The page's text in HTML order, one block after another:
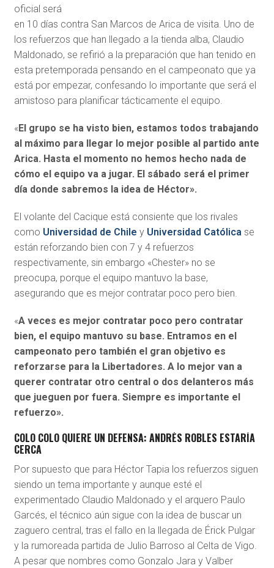
oficial será
en 10 días contra San Marcos de Arica de visita. Uno de
los refuerzos que han llegado a la tienda alba, Claudio
Maldonado, se refirió a la preparación que han tenido en
esta pretemporada pensando en el campeonato que ya
está por empezar, confesando lo importante que será el
amistoso para planificar tácticamente el equipo.
«El grupo se ha visto bien, estamos todos trabajando
al máximo para llegar lo mejor posible al partido ante
Arica. Hasta el momento no hemos hecho nada de
cómo el equipo va a jugar. El sábado será el primer
día donde sabremos la idea de Héctor».
El volante del Cacique está consiente que los rivales
como Universidad de Chile y Universidad Católica se
están reforzando bien con 7 y 4 refuerzos
respectivamente, sin embargo «Chester» no se
preocupa, porque el equipo mantuvo la base,
asegurando que es mejor contratar poco pero bien.
«A veces es mejor contratar poco pero contratar
bien, el equipo mantuvo su base. Entramos en el
campeonato pero también el gran objetivo es
reforzarse para la Libertadores. A lo mejor van a
querer contratar otro central o dos delanteros más
que jueguen por fuera. Siempre es importante el
refuerzo».
COLO COLO QUIERE UN DEFENSA: ANDRÉS ROBLES ESTARÍA
CERCA
Por supuesto que para Héctor Tapia los refuerzos siguen
siendo un tema importante y aunque esté el
experimentado Claudio Maldonado y el arquero Paulo
Garcés, el técnico aún sigue con la idea de buscar un
zaguero central, tras el fallo en la llegada de Érick Pulgar
y la rumoreada partida de Julio Barroso al Celta de Vigo.
A pesar que nombres como Gonzalo Jara y Valber